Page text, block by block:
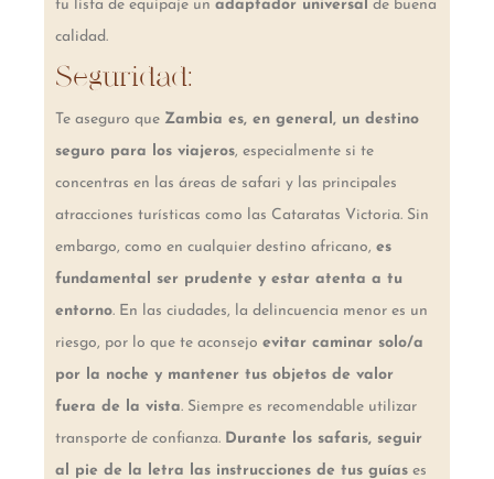
tu lista de equipaje unadaptador universal de buena
calidad.
Seguridad:
Te aseguro que Zambia es, en general, un destino
seguro para los viajeros, especialmente si te
concentras en las áreas de safari y las principales
atracciones turísticas como las Cataratas Victoria. Sin
embargo, como en cualquier destino africano,es
fundamental ser prudente y estar atenta a tu
entorno. En las ciudades, la delincuencia menor es un
riesgo, por lo que te aconsejoevitar caminar solo/a
por la noche y mantener tus objetos de valor
fuera de la vista. Siempre es recomendable utilizar
transporte de confianza. Durante los safaris, seguir
al pie de la letra las instrucciones de tus guías es